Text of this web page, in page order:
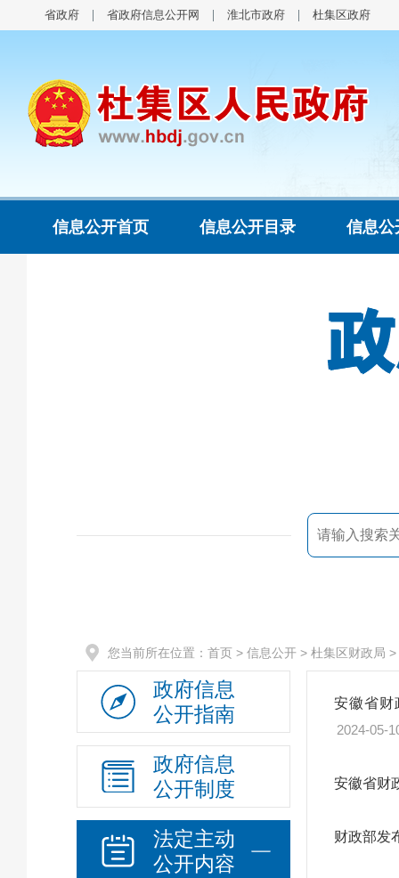
省政府 省政府信息公开网 淮北市政府 杜集区政府
信息公开首页 信息公开目录 信息公
您当前所在位置： 首页 > 信息公开 > 杜集区财政局 >
政府信息
公开指南
政府信息
公开制度
法定主动
公开内容
安徽省财
2024-05-
安徽省财
财政部发